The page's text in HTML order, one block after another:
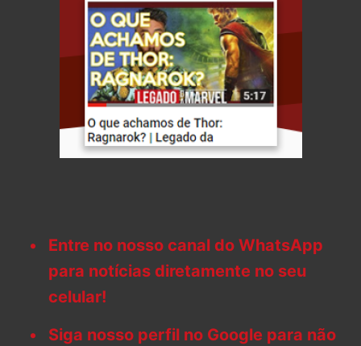
Entre no nosso canal do WhatsApp
para notícias diretamente no seu
celular!
Siga nosso perfil no Google para não